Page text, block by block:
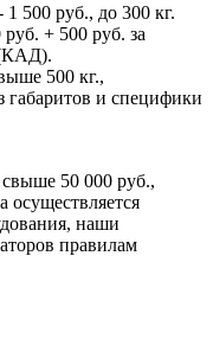
500 руб., до 300 кг.
руб. + 500 руб. за
(КАД).
500 кг.,
габаритов и специфики
50 000 руб.,
осуществляется
наши
правилам